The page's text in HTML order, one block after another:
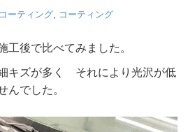
ーティング コーティング
工後で比べてみました。
キズが多く それにより光沢が低
んでした。